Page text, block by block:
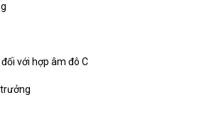
với hợp âm đô C